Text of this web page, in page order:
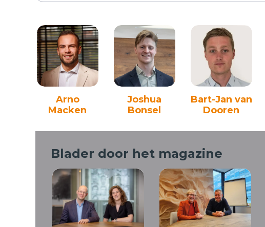
Arno
Macken
Joshua
Bonsel
Bart-Jan van
Dooren
Blader door het magazine